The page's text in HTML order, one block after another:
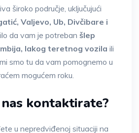
široko područje, uključujući
Valjevo, Ub, Divčibare i
da vam je potreban šlep
lakog teretnog vozila ili
smo tu da vam pomognemo u
mogućem roku.
kontaktirate?
u nepredviđenoj situaciji na